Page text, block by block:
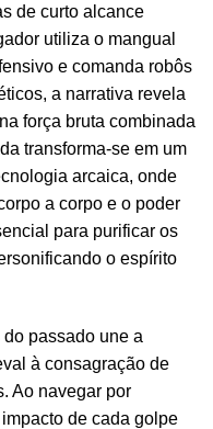
de curto alcance
utiliza o mangual
e comanda robôs
a narrativa revela
força bruta combinada
transforma-se em um
arcaica, onde
a corpo e o poder
para purificar os
o espírito
passado une a
à consagração de
Ao navegar por
de cada golpe